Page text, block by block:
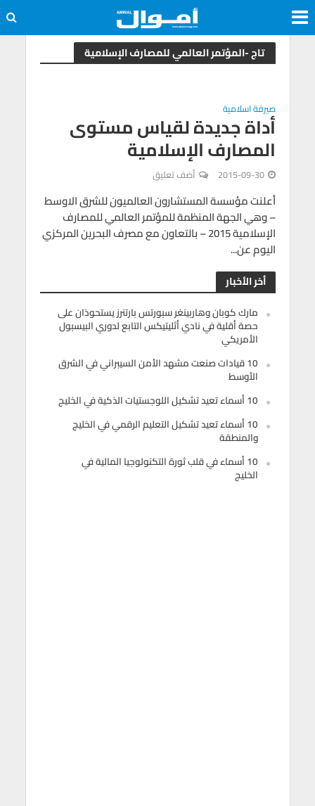
تاج -المؤتمر العالمي للمصارف الإسلامية
صيرفة اسلامية
أداة جديدة لقياس مستوى
المصارف الإسلامية
2015-09-30 أضف تعليق
أعلنت مؤسسة المستشارون العالميون للشرق الاوسط
– وهي الجهة المنظمة للمؤتمر العالمي للمصارف
الإسلامية 2015 – بالتعاون مع مصرف البحرين المركزي
اليوم عن...
أخر الأخبار
مارك كوبان وهاربينغر سبورتس بارتنرز يستحوذان على
حصة أقلية في نادي أثليتيكس التابع لدوري البيسبول
الأمريكي
10 قيادات صنعت مشهد الأمن السيبراني في الشرق
الأوسط
10 أسماء تعيد تشكيل اللوجستيات الذكية في الخليج
10 أسماء تعيد تشكيل التعليم الرقمي في الخليج
والمنطقة
10 أسماء في قلب ثورة التكنولوجيا المالية في
الخليج